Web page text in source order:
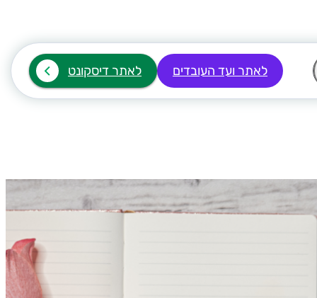
לאתר ועד העובדים לאתר דיסקונט